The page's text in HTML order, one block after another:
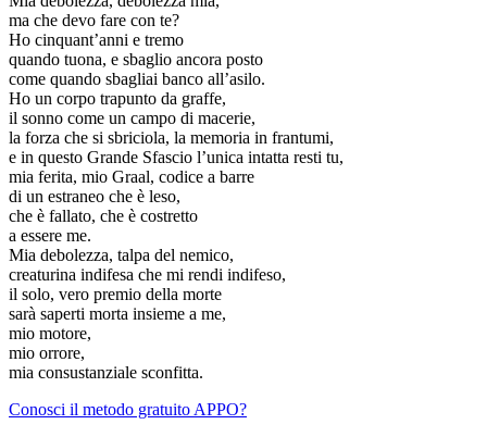
ma che devo fare con te?
Ho cinquant’anni e tremo
quando tuona, e sbaglio ancora posto
come quando sbagliai banco all’asilo.
Ho un corpo trapunto da graffe,
il sonno come un campo di macerie,
la forza che si sbriciola, la memoria in frantumi,
e in questo Grande Sfascio l’unica intatta resti tu,
mia ferita, mio Graal, codice a barre
di un estraneo che è leso,
che è fallato, che è costretto
a essere me.
Mia debolezza, talpa del nemico,
creaturina indifesa che mi rendi indifeso,
il solo, vero premio della morte
sarà saperti morta insieme a me,
mio motore,
mio orrore,
mia consustanziale sconfitta.
Conosci il metodo gratuito APPO?